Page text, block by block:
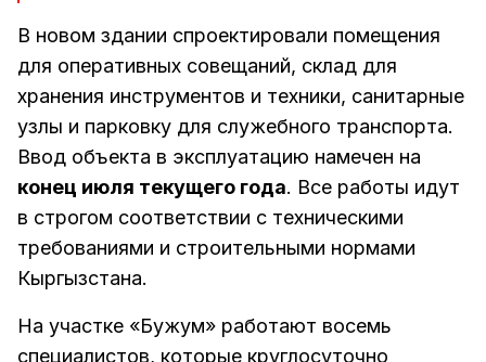
В новом здании спроектировали помещения
для оперативных совещаний, склад для
хранения инструментов и техники, санитарные
узлы и парковку для служебного транспорта.
Ввод объекта в эксплуатацию намечен на
конец июля текущего года. Все работы идут
в строгом соответствии с техническими
требованиями и строительными нормами
Кыргызстана.
На участке «Бужум» работают восемь
специалистов, которые круглосуточно